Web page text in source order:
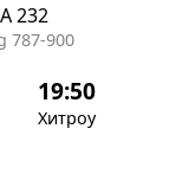
232
787-900
19:50
Хитроу